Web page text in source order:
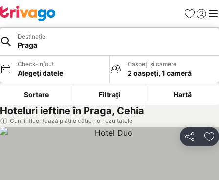
Favorite
Destinație
Praga
Check-in/out
Alegeți datele
Oaspeți și camere
2 oaspeți, 1 cameră
Sortare Filtrați Hartă
Hoteluri ieftine în Praga, Cehia
Cum influențează plățile către noi rezultatele
Distribuiți